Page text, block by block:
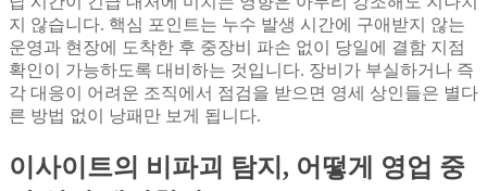
지 않습니다. 핵심 포인트는 누수 발생 시간에 구애받지 않는
운영과 현장에 도착한 후 중장비 파손 없이 당일에 결함 지점
확인이 가능하도록 대비하는 것입니다. 장비가 부실하거나 즉
각 대응이 어려운 조직에서 점검을 받으면 영세 상인들은 별다
른 방법 없이 낭패만 보게 됩니다.
이사이트의 비파괴 탐지, 어떻게 영업 중